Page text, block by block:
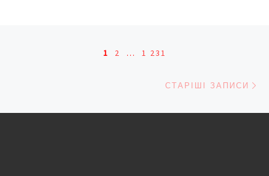
Навігація записів
1 2 … 1 231
СТАРІШІ ЗАПИСИ